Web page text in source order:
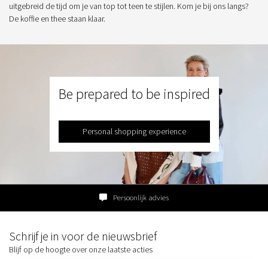
uitgebreid de tijd om je van top tot teen te stijlen. Kom je bij ons langs?
De koffie en thee staan klaar.
Be prepared to be inspired
Personal shopping experience
Persoonlijk advies
Schrijf je in voor de nieuwsbrief
Blijf op de hoogte over onze laatste acties